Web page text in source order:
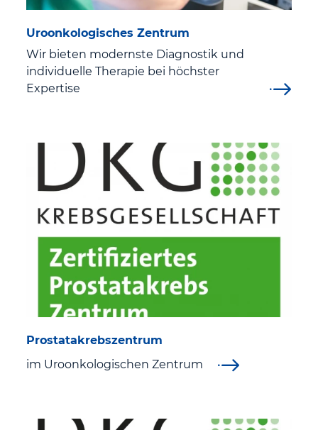
Onkologisches Zentrum St. Georg Klinikum
Palliativmedizin
Perinatalzentrum
Psychiatrische und Psychosomatische
Institutsambulanz (PIA/PSIA)
Regionales TraumaZentrum
Robotikzentrum Eisenach
Schmerztherapie
Stroke Unit (Schlaganfall Station)
Klinikum Eisenach
Uroonkologisches Zentrum
Wir bieten modernste Diagnostik und
individuelle Therapie bei höchster
Expertise
Prostatakrebszentrum
im Uroonkologischen Zentrum